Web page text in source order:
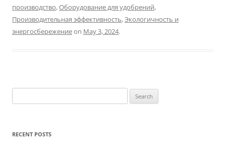
производство,Оборудование для удобрений,
Производительная эффективность,Экологичность и
энергосбережениеon May 3, 2024.
for:
RECENT POSTS